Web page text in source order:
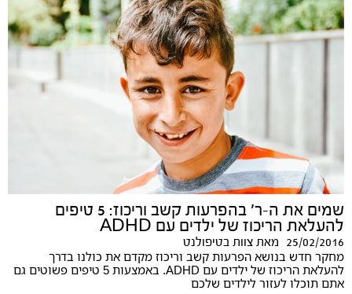
שמים את ה-ר' בהפרעות קשב וריכוז: 5 טיפים
להעלאת הריכוז של ילדים עם ADHD
25/02/2016 מאת צוות בטיפולנט
מחקר חדש בנושא הפרעות קשב וריכוז מקדם את כולנו בדרך
להעלאת הריכוז של ילדים עם ADHD. באמצעות 5 טיפים פשוטים גם
אתם תוכלו לעזור לילדים שלכם